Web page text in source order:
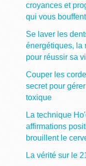
croyances et
qui vous
Se laver les
énergétiques, la
pour réussir sa
Couper les
secret pour
toxique
La technique
affirmations
brouillent le
La vérité sur le